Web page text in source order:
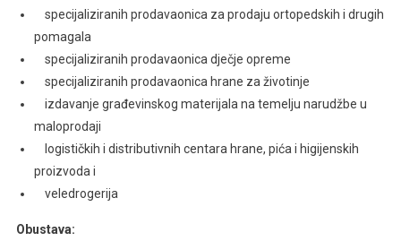
specijaliziranih prodavaonica za prodaju ortopedskih i drugih
pomagala
specijaliziranih prodavaonica dječje opreme
specijaliziranih prodavaonica hrane za životinje
izdavanje građevinskog materijala na temelju narudžbe u
maloprodaji
logističkih i distributivnih centara hrane, pića i higijenskih
proizvoda i
veledrogerija
Obustava: